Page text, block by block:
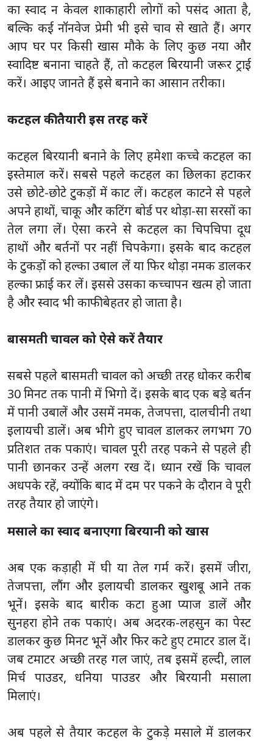
का स्वाद न केवल शाकाहारी लोगों को पसंद आता है,
बल्कि कई नॉनवेज प्रेमी भी इसे चाव से खाते हैं। अगर
आप घर पर किसी खास मौके के लिए कुछ नया और
स्वादिष्ट बनाना चाहते हैं, तो कटहल बिरयानी जरूर ट्राई
करें। आइए जानते हैं इसे बनाने का आसान तरीका।
कटहल की तैयारी इस तरह करें
कटहल बिरयानी बनाने के लिए हमेशा कच्चे कटहल का
इस्तेमाल करें। सबसे पहले कटहल का छिलका हटाकर
उसे छोटे-छोटे टुकड़ों में काट लें। कटहल काटने से पहले
अपने हाथों, चाकू और कटिंग बोर्ड पर थोड़ा-सा सरसों का
तेल लगा लें। ऐसा करने से कटहल का चिपचिपा दूध
हाथों और बर्तनों पर नहीं चिपकेगा। इसके बाद कटहल
के टुकड़ों को हल्का उबाल लें या फिर थोड़ा नमक डालकर
हल्का फ्राई कर लें। इससे उसका कच्चापन खत्म हो जाता
है और स्वाद भी काफी बेहतर हो जाता है।
बासमती चावल को ऐसे करें तैयार
सबसे पहले बासमती चावल को अच्छी तरह धोकर करीब
30 मिनट तक पानी में भिगो दें। इसके बाद एक बड़े बर्तन
में पानी उबालें और उसमें नमक, तेजपत्ता, दालचीनी तथा
इलायची डालें। अब भीगे हुए चावल डालकर लगभग 70
प्रतिशत तक पकाएं। चावल पूरी तरह पकने से पहले ही
पानी छानकर उन्हें अलग रख दें। ध्यान रखें कि चावल
अधपके रहें, क्योंकि बाद में दम पर पकने के दौरान वे पूरी
तरह तैयार हो जाएंगे।
मसाले का स्वाद बनाएगा बिरयानी को खास
अब एक कड़ाही में घी या तेल गर्म करें। इसमें जीरा,
तेजपत्ता, लौंग और इलायची डालकर खुशबू आने तक
भूनें। इसके बाद बारीक कटा हुआ प्याज डालें और
सुनहरा होने तक पकाएं। अब अदरक-लहसुन का पेस्ट
डालकर कुछ मिनट भूनें और फिर कटे हुए टमाटर डाल दें।
जब टमाटर अच्छी तरह गल जाएं, तब इसमें हल्दी, लाल
मिर्च पाउडर, धनिया पाउडर और बिरयानी मसाला
मिलाएं।
अब पहले से तैयार कटहल के टुकड़े मसाले में डालकर